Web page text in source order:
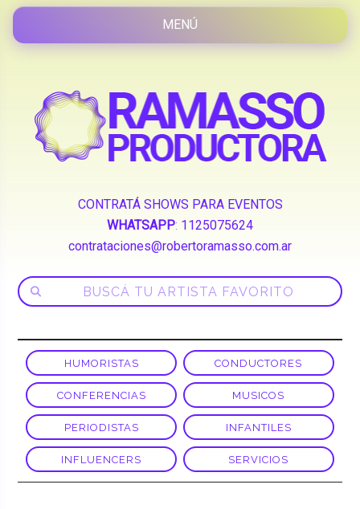
CONTRATÁ SHOWS PARA EVENTOS
WHATSAPP: 1125075624
contrataciones@robertoramasso.com.ar
HUMORISTAS CONDUCTORES
CONFERENCIAS MUSICOS
PERIODISTAS INFANTILES
INFLUENCERS SERVICIOS